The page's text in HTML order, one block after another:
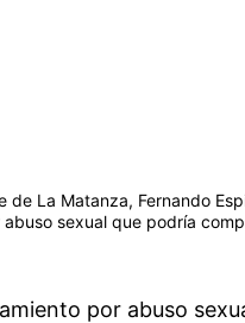
de La Matanza, Fernando
sexual que podría
por abuso